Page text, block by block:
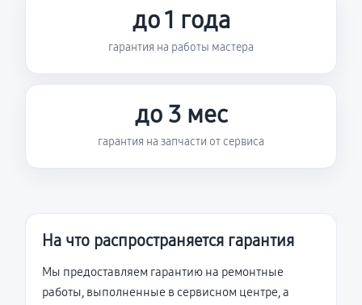
до 1 года
гарантия на работы мастера
до 3 мес
гарантия на запчасти от сервиса
На что распространяется гарантия
Мы предоставляем гарантию на ремонтные
работы, выполненные в сервисном центре, а